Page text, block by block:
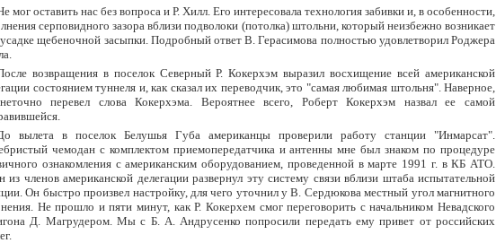
мог оставить нас без вопроса и Р. Хилл. Его интересовала технология забивки и, в особенности,
серповидного зазора вблизи подволоки (потолка) штольни, который неизбежно возникает
щебеночной засыпки. Подробный ответ В. Герасимова полностью удовлетворил Роджера
возвращения в поселок Северный Р. Кокерхэм выразил восхищение всей американской
состоянием туннеля и, как сказал их переводчик, это "самая любимая штольня". Наверное,
перевел слова Кокерхэма. Вероятнее всего, Роберт Кокерхэм назвал ее самой
вылета в поселок Белушья Губа американцы проверили работу станции "Инмарсат".
чемодан с комплектом приемопередатчика и антенны мне был знаком по процедуре
ознакомления с американским оборудованием, проведенной в марте 1991 г. в КБ АТО.
из членов американской делегации развернул эту систему связи вблизи штаба испытательной
Он быстро произвел настройку, для чего уточнил у В. Сердюкова местный угол магнитного
Не прошло и пяти минут, как Р. Кокерхем смог переговорить с начальником Невадского
Д. Магрудером. Мы с Б. А. Андрусенко попросили передать ему привет от российских